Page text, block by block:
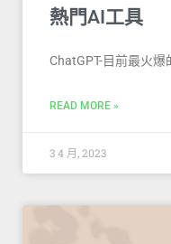
熱門AI工具
ChatGPT-目前最火
READ MORE »
3 4 月, 2023